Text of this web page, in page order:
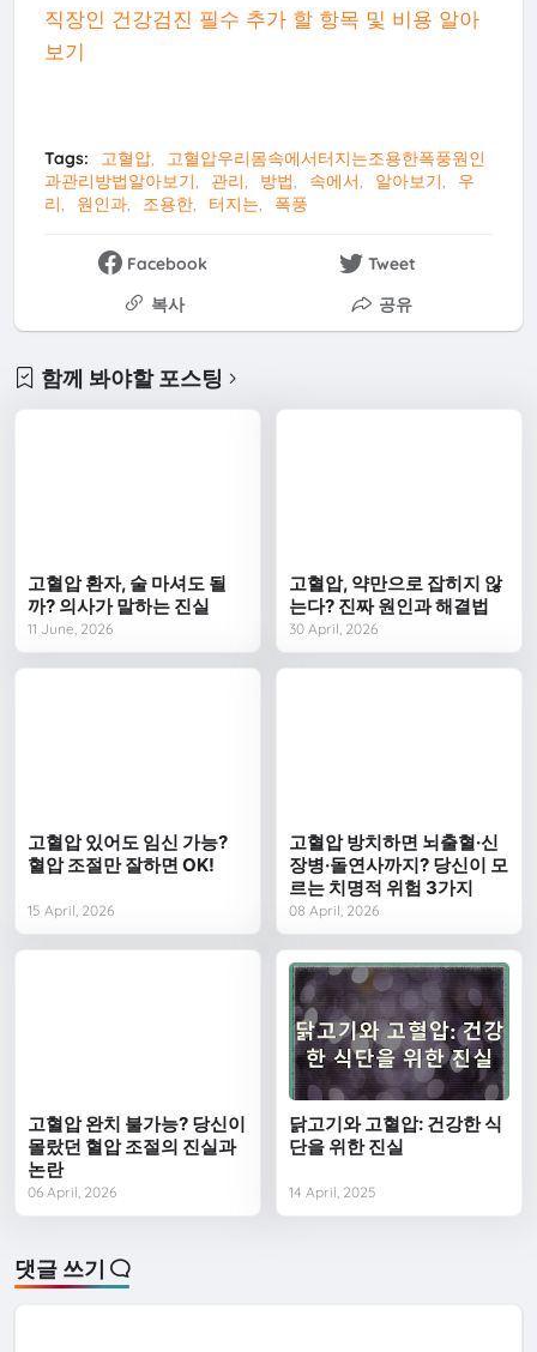
직장인 건강검진 필수 추가 할 항목 및 비용 알아
보기
Tags: 고혈압
고혈압우리몸속에서터지는조용한폭풍원인
과관리방법알아보기
관리 방법 속에서 알아보기
우
리
원인과 조용한 터지는 폭풍
Facebook
Tweet
복사
공유
함께 봐야할 포스팅
고혈압 환자, 술 마셔도 될
까? 의사가 말하는 진실
11 June, 2026
고혈압, 약만으로 잡히지 않
는다? 진짜 원인과 해결법
30 April, 2026
고혈압 있어도 임신 가능?
혈압 조절만 잘하면 OK!
15 April, 2026
고혈압 방치하면 뇌출혈·신
장병·돌연사까지? 당신이 모
르는 치명적 위험 3가지
08 April, 2026
고혈압 완치 불가능? 당신이
몰랐던 혈압 조절의 진실과
논란
06 April, 2026
닭고기와 고혈압: 건강한 식
단을 위한 진실
14 April, 2025
댓글 쓰기